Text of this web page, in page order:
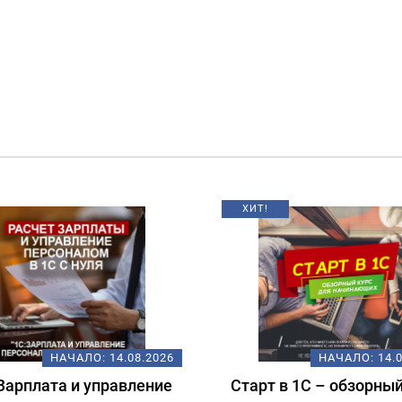
НАЧАЛО:14.08.2026
в 1С – обзорный курс
НАЧАЛО:
Подготовка к